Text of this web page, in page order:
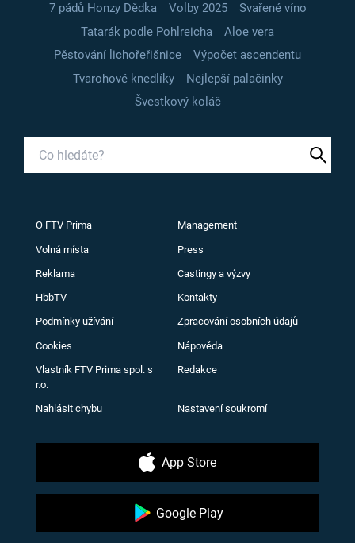
7 pádů Honzy Dědka
Volby 2025
Svařené víno
Tatarák podle Pohlreicha
Aloe vera
Pěstování lichořeřišnice
Výpočet ascendentu
Tvarohové knedlíky
Nejlepší palačinky
Švestkový koláč
O FTV Prima Management
Volná místa Press
Reklama Castingy a výzvy
HbbTV Kontakty
Podmínky užívání Zpracování osobních údajů
Cookies Nápověda
Vlastník FTV Prima spol. s
r.o.
Redakce
Nahlásit chybu Nastavení soukromí
App Store
Google Play